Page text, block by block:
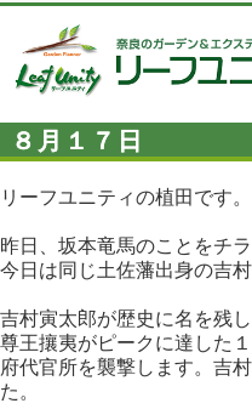
８月１７日
リーフユニティの植田です。
昨日、坂本竜馬のことをチ
今日は同じ土佐藩出身の吉
吉村寅太郎が歴史に名を残
尊王攘夷がピークに達した
府代官所を襲撃します。吉
た。